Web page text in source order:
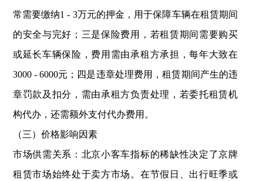
常需要缴纳1 - 3万元的押金，用于保障车辆在租赁期间
的安全与完好；三是保险费用，若租赁期间需要购买
或延长车辆保险，费用需由承租方承担，每年大致在
3000 - 6000元；四是违章处理费用，租赁期间产生的违
章罚款及扣分，需由承租方负责处理，若委托租赁机
构代办，还需额外支付代办费用。
（三）价格影响因素
市场供需关系：北京小客车指标的稀缺性决定了京牌
租赁市场始终处于卖方市场。在节假日、出行旺季或